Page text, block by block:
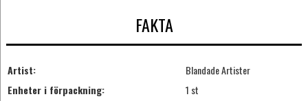
FAKTA
Artist:
Blandade Artister
Enheter i förpackning:
1 st